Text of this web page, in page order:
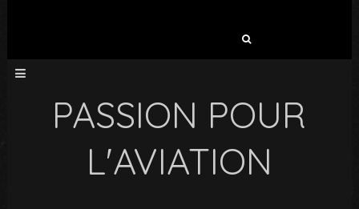
PASSION POUR
L'AVIATION